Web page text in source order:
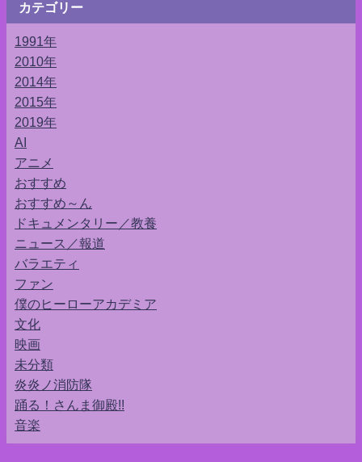
カテゴリー
1991年
2010年
2014年
2015年
2019年
AI
アニメ
おすすめ
おすすめ～ん
ドキュメンタリー／教養
ニュース／報道
バラエティ
ファン
僕のヒーローアカデミア
文化
映画
未分類
炎炎ノ消防隊
踊る！さんま御殿!!
音楽